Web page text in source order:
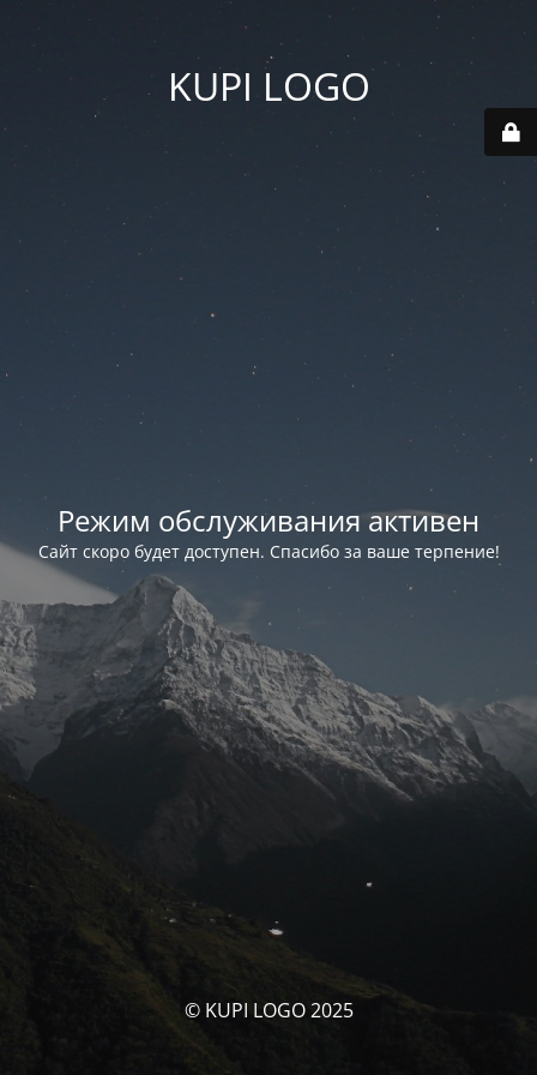
KUPI LOGO
Режим обслуживания активен
Сайт скоро будет доступен. Спасибо за ваше терпение!
© KUPI LOGO 2025